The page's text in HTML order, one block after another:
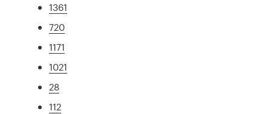
1361
720
1171
1021
28
112